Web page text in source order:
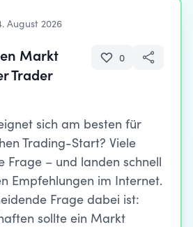
August 2026
Markt
Trader
0
sich am besten für
Trading-Start? Viele
Frage – und landen schnell
Empfehlungen im Internet.
Frage dabei ist:
sollte ein Markt